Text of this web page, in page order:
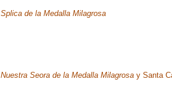
Splica de la Medalla Milagrosa
Nuestra Seora de la Medalla Milagrosa y Santa